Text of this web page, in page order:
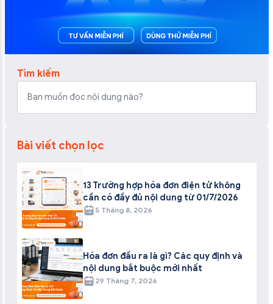
Tìm kiếm
Bài viết chọn lọc
13 Trường hợp hóa đơn điện tử không
cần có đầy đủ nội dung từ 01/7/2026
5 Tháng 8, 2026
Hóa đơn đầu ra là gì? Các quy định và
nội dung bắt buộc mới nhất
29 Tháng 7, 2026